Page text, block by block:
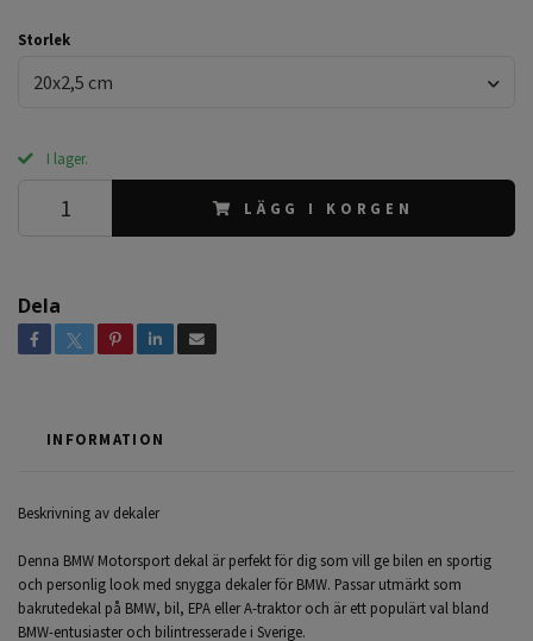
Storlek
20x2,5 cm
I lager.
LÄGG I KORGEN
Dela
INFORMATION
Beskrivning av dekaler
Denna BMW Motorsport dekal är perfekt för dig som vill ge bilen en sportig
och personlig look med snygga dekaler för BMW. Passar utmärkt som
bakrutedekal på BMW, bil, EPA eller A-traktor och är ett populärt val bland
BMW-entusiaster och bilintresserade i Sverige.